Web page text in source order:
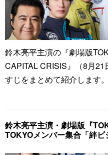
鈴木亮平主演の『劇場版
CAPITAL CRISIS』（8月
すじをまとめて紹介します。
鈴木亮平主演・劇場版『
TOKYOメンバー集合「絆